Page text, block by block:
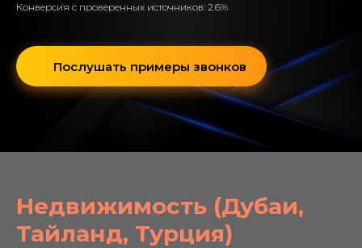
Конверсия с проверенных источников: 2.6%
Послушать примеры звонков
Недвижимость (Дубаи,
Тайланд, Турция)